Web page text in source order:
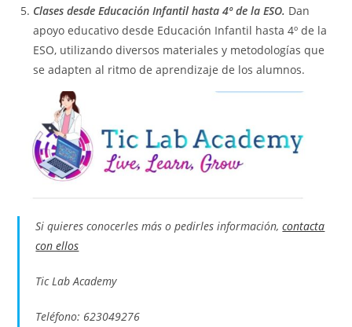
Clases desde Educación Infantil hasta 4º de la ESO. Dan
apoyo educativo desde Educación Infantil hasta 4º de la
ESO, utilizando diversos materiales y metodologías que
se adapten al ritmo de aprendizaje de los alumnos.
Si quieres conocerles más o pedirles información,contacta
con ellos
Tic Lab Academy
Teléfono: 623049276